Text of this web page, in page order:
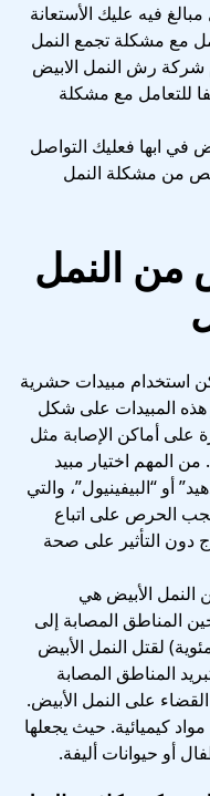
فيه عليك الأستعانة
مع مشكلة تجمع النمل
رش النمل الابيض
للتعامل مع مشكلة
في ابها فعليك التواصل
من مشكلة النمل
من النمل
استخدام مبيدات حشرية
المبيدات على شكل
على أماكن الإصابة مثل
المهم اختيار مبيد
أو “البيفينيول”، والتي
الحرص على اتباع
دون التأثير على صحة
النمل الأبيض هي
المناطق المصابة إلى
(أكثر من 50 درجة مئوية) لقتل النمل الأبيض
المناطق المصابة
على النمل الأبيض.
كيميائية. حيث يجعلها
أو حيوانات أليفة.